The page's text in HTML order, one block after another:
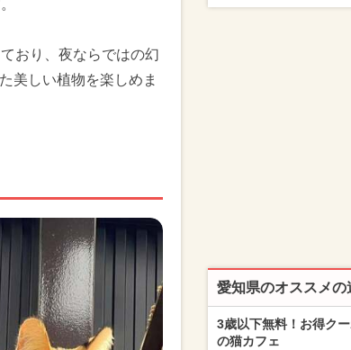
おり、夜ならではの幻
美しい植物を楽しめま
愛知県のオススメの
3歳以下無料！お得ク
の猫カフェ